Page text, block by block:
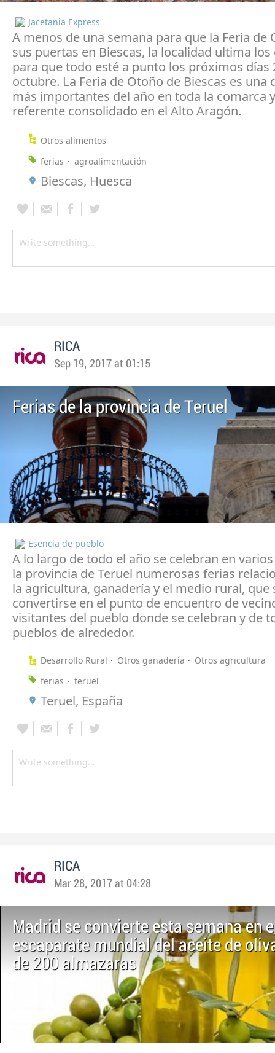
Jacetania Express
A menos de una semana para que la Feria de
sus puertas en Biescas, la localidad ultima los
para que todo esté a punto los próximos días
octubre. La Feria de Otoño de Biescas es una
más importantes del año en toda la comarca
referente consolidado en el Alto Aragón.
Otros alimentos
ferias
agroalimentación
Biescas, Huesca
RICA
Sep 19, 2017 at 01:15
Ferias de la provincia de Teruel
Esencia de pueblo
A lo largo de todo el año se celebran en
la provincia de Teruel numerosas ferias
la agricultura, ganadería y el medio rural, que
convertirse en el punto de encuentro de
visitantes del pueblo donde se celebran y de
pueblos de alrededor.
Desarrollo Rural Otros ganadería
Otros agricultura
ferias
teruel
Teruel, España
RICA
Mar 28, 2017 at 04:28
Madrid se convierte esta semana en
escaparate mundial del aceite de
de 200 almazaras